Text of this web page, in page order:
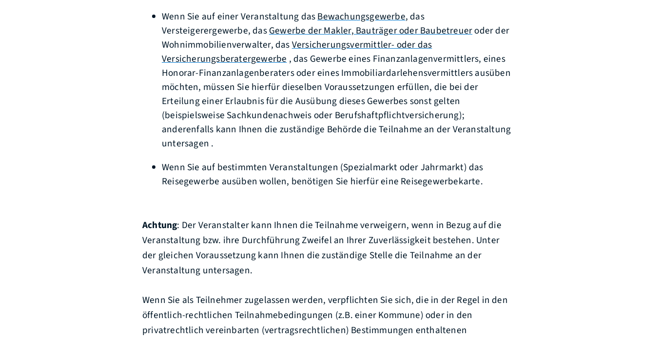
Wenn Sie auf einer Veranstaltung dasBewachungsgewerbe, das
Versteigerergewerbe, dasGewerbe der Makler, Bauträger oder Baubetreueroder der
Wohnimmobilienverwalter, dasVersicherungsvermittler- oder das
Versicherungsberatergewerbe, das Gewerbe eines Finanzanlagenvermittlers, eines
Honorar-Finanzanlagenberaters oder eines Immobiliardarlehensvermittlers ausüben
möchten, müssen Sie hierfür dieselben Voraussetzungen erfüllen, die bei der
Erteilung einer Erlaubnis für die Ausübung dieses Gewerbes sonst gelten
(beispielsweise Sachkundenachweis oder Berufshaftpflichtversicherung);
anderenfalls kann Ihnen die zuständige Behörde die Teilnahme an der Veranstaltung
untersagen .
Wenn Sie auf bestimmten Veranstaltungen (Spezialmarkt oder Jahrmarkt) das
Reisegewerbe ausüben wollen, benötigen Sie hierfür eine Reisegewerbekarte.
Achtung: Der Veranstalter kann Ihnen die Teilnahme verweigern, wenn in Bezug auf die
Veranstaltung bzw. ihre Durchführung Zweifel an Ihrer Zuverlässigkeit bestehen. Unter
der gleichen Voraussetzung kann Ihnen die zuständige Stelle die Teilnahme an der
Veranstaltung untersagen.
Wenn Sie als Teilnehmer zugelassen werden, verpflichten Sie sich, die in der Regel in den
öffentlich-rechtlichen Teilnahmebedingungen (z.B. einer Kommune) oder in den
privatrechtlich vereinbarten (vertragsrechtlichen) Bestimmungen enthaltenen